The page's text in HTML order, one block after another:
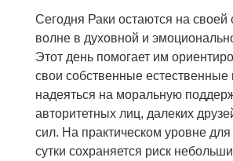
Сегодня Раки остаются на своей
волне в духовной и
Этот день помогает им
свои собственные естественные
надеяться на моральную
авторитетных лиц, далеких
сил. На практическом уровне для
сутки сохраняется риск